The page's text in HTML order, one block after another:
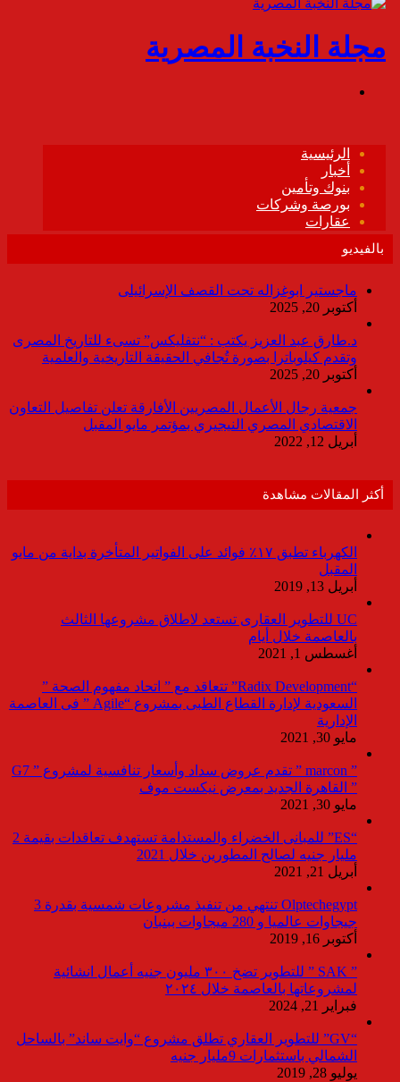
بالفيديو
ماجستير ابوغزاله تحت القصف الإسرائيلى
أكتوبر 20, 2025
د.طارق عبد العزيز يكتب : “نتفليكس” تسىء للتاريخ المصرى
وتقدم كيلوباترا بصورة تُجافي الحقيقة التاريخية والعلمية
أكتوبر 20, 2025
جمعية رجال الأعمال المصريين الأفارقة تعلن تفاصيل التعاون
الاقتصادي المصري النيجيري بمؤتمر مايو المقبل
أبريل 12, 2022
أكثر المقالات مشاهدة
الكهرباء تطبق ١٧٪ فوائد على الفواتير المتأخرة بداية من مايو
المقبل
أبريل 13, 2019
UC للتطوير العقارى تستعد لاطلاق مشروعها الثالث
بالعاصمة خلال أيام
أغسطس 1, 2021
“Radix Development” تتعاقد مع ” اتحاد مفهوم الصحة ”
السعودية لإدارة القطاع الطبى بمشروع “Agile ” فى العاصمة
الإدارية
مايو 30, 2021
” marcon ” تقدم عروض سداد وأسعار تنافسية لمشروع ” G7
” القاهرة الجديد بمعرض نيكست موف
مايو 30, 2021
“ES” للمبانى الخضراء والمستدامة تستهدف تعاقدات بقيمة 2
مليار جنيه لصالح المطورين خلال 2021
أبريل 21, 2021
Olptechegypt تنتهي من تنفيذ مشروعات شمسية بقدرة 3
جيجاوات عالميا و 280 ميجاوات ببنبان
أكتوبر 16, 2019
” SAK ” للتطوير تضخ ٣٠٠ مليون جنيه أعمال انشائية
لمشروعاتها بالعاصمة خلال ٢٠٢٤
فبراير 21, 2024
“GV” للتطوير العقاري تطلق مشروع “وايت ساند” بالساحل
الشمالي باستثمارات 9مليار جنيه
يوليو 28, 2019